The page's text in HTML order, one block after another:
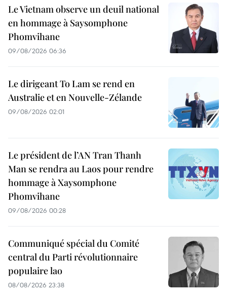
Le Vietnam observe un deuil national
en hommage à Saysomphone
Phomvihane
09/08/2026 06:36
Le dirigeant To Lam se rend en
Australie et en Nouvelle-Zélande
09/08/2026 02:01
Le président de l’AN Tran Thanh
Man se rendra au Laos pour rendre
hommage à Xaysomphone
Phomvihane
09/08/2026 00:28
Communiqué spécial du Comité
central du Parti révolutionnaire
populaire lao
08/08/2026 23:38